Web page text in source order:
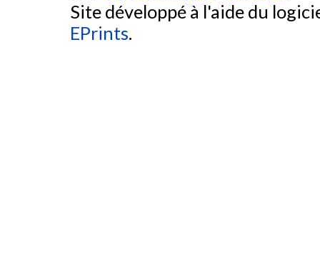
Site développé à l'aide du
EPrints.